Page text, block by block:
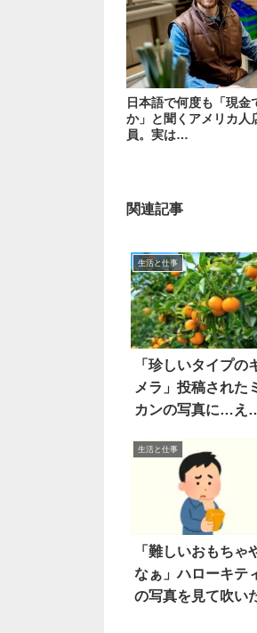
日本語で何度も「現金
か」と聞くアメリカ人
員。実は…
関連記事
生活と仕事
「珍しいタイプの
メラ」投稿された
カンの写真に…え
生活と仕事
「難しいおもちゃ
なぁ」ハローキテ
の写真を見て吹い